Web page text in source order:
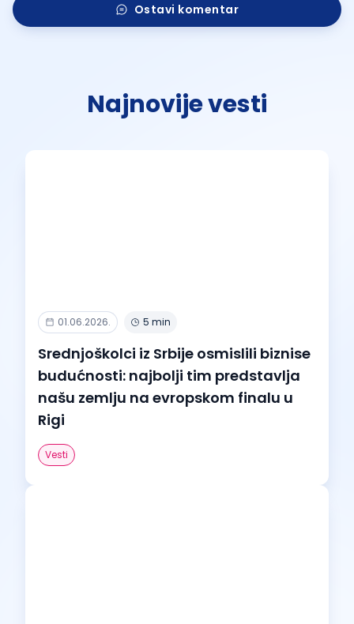
Ostavi komentar
Najnovije vesti
01.06.2026. 5 min
Srednjoškolci iz Srbije osmislili biznise
budućnosti: najbolji tim predstavlja
našu zemlju na evropskom finalu u
Rigi
Vesti